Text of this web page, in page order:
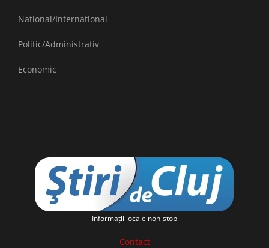
National/International
Politic/Administrativ
Economic
Informaţii locale non-stop
Contact